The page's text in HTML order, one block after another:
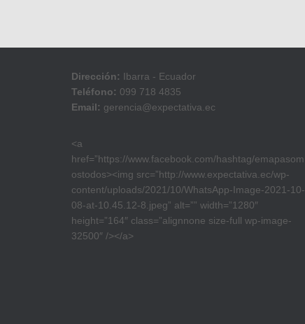
Dirección: Ibarra - Ecuador
Teléfono: 099 718 4835
Email: gerencia@expectativa.ec
<a
href=”https://www.facebook.com/hashtag/emapasom
ostodos><img src=”http://www.expectativa.ec/wp-
content/uploads/2021/10/WhatsApp-Image-2021-10-
08-at-10.45.12-8.jpeg” alt=”” width=”1280″
height=”164″ class=”alignnone size-full wp-image-
32500″ /></a>